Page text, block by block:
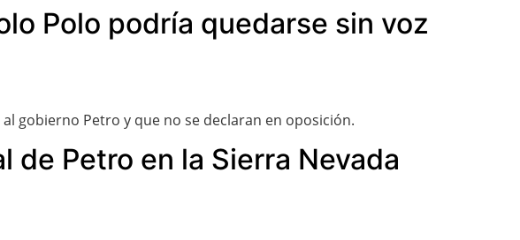
Polo podría quedarse sin voz
gobierno Petro y que no se declaran en oposición.
Petro en la Sierra Nevada